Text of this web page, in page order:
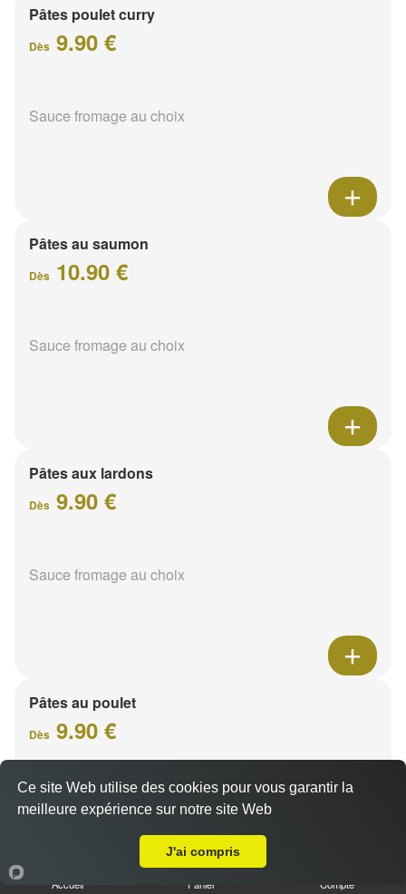
Pâtes poulet curry
Dès 9.90 €
Sauce fromage au choix
Pâtes au saumon
Dès 10.90 €
Sauce fromage au choix
Pâtes aux lardons
Dès 9.90 €
Sauce fromage au choix
Pâtes au poulet
Dès 9.90 €
Sauce fromage au choix
Accueil Panier Compte
Ce site Web utilise des cookies pour vous garantir la
meilleure expérience sur notre site Web
J'ai compris